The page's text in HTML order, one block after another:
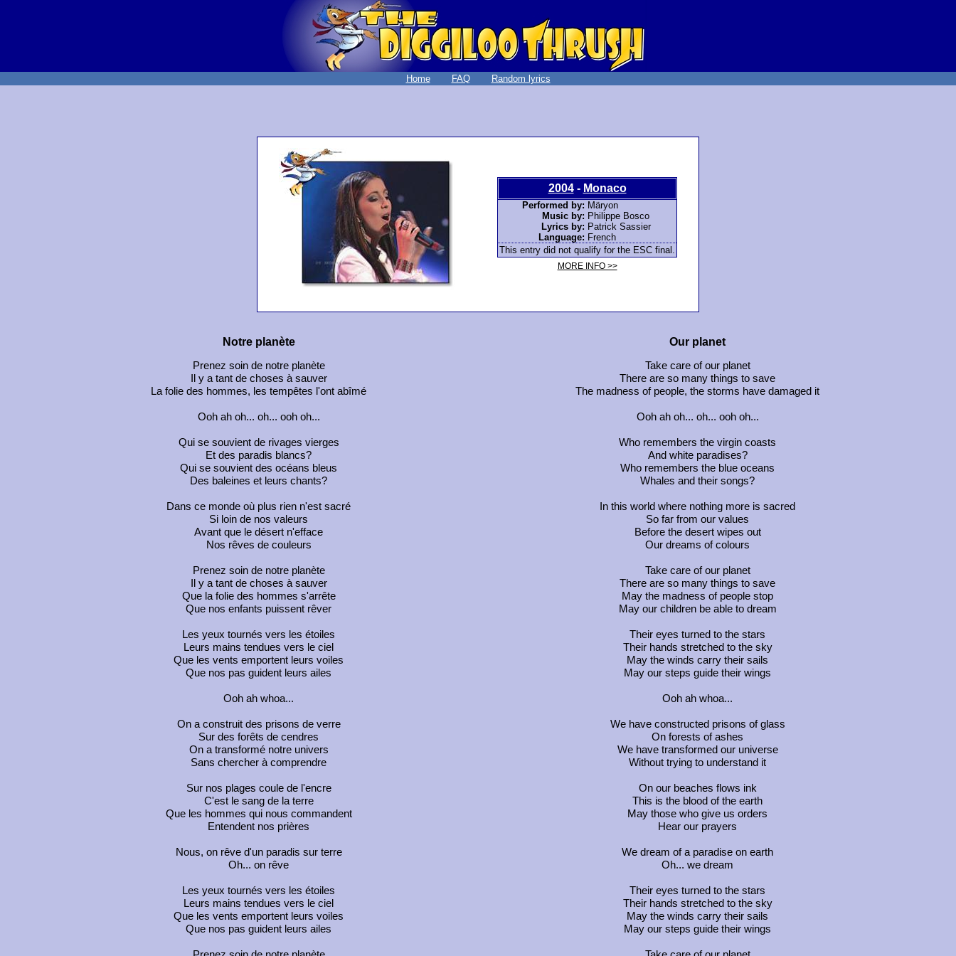
Home FAQ Random lyrics
2004- Monaco
Performed by: Märyon
Music by: Philippe Bosco
Lyrics by: Patrick Sassier
Language: French
This entry did not qualify for the ESC final.
MORE INFO >>
Notre planète Our planet
Prenez soin de notre planète
Take care of our planet
Il y a tant de choses à sauver
There are so many things to save
La folie des hommes, les tempêtes l'ont abîmé
The madness of people, the storms have damaged it
Ooh ah oh... oh... ooh oh... Ooh ah oh... oh... ooh oh...
Qui se souvient de rivages vierges
Who remembers the virgin coasts
Et des paradis blancs?
And white paradises?
Qui se souvient des océans bleus
Who remembers the blue oceans
Des baleines et leurs chants?
Whales and their songs?
Dans ce monde où plus rien n'est sacré
In this world where nothing more is sacred
Si loin de nos valeurs
So far from our values
Avant que le désert n'efface
Before the desert wipes out
Nos rêves de couleurs
Our dreams of colours
Prenez soin de notre planète
Take care of our planet
Il y a tant de choses à sauver
There are so many things to save
Que la folie des hommes s'arrête
May the madness of people stop
Que nos enfants puissent rêver
May our children be able to dream
Les yeux tournés vers les étoiles
Their eyes turned to the stars
Leurs mains tendues vers le ciel
Their hands stretched to the sky
Que les vents emportent leurs voiles
May the winds carry their sails
Que nos pas guident leurs ailes
May our steps guide their wings
Ooh ah whoa... Ooh ah whoa...
On a construit des prisons de verre
We have constructed prisons of glass
Sur des forêts de cendres
On forests of ashes
On a transformé notre univers
We have transformed our universe
Sans chercher à comprendre
Without trying to understand it
Sur nos plages coule de l'encre
On our beaches flows ink
C'est le sang de la terre
This is the blood of the earth
Que les hommes qui nous commandent
May those who give us orders
Entendent nos prières
Hear our prayers
Nous, on rêve d'un paradis sur terre
We dream of a paradise on earth
Oh... on rêve
Oh... we dream
Les yeux tournés vers les étoiles
Their eyes turned to the stars
Leurs mains tendues vers le ciel
Their hands stretched to the sky
Que les vents emportent leurs voiles
May the winds carry their sails
Que nos pas guident leurs ailes
May our steps guide their wings